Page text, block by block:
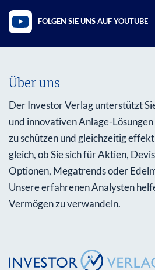
FOLGEN SIE UNS AUF YOUTUBE
Über uns
Der Investor Verlag unterstützt
und innovativen Anlage-
zu schützen und gleichzeitig
gleich, ob Sie sich für Aktien,
Optionen, Megatrends oder
Unsere erfahrenen Analysten
Vermögen zu verwandeln.